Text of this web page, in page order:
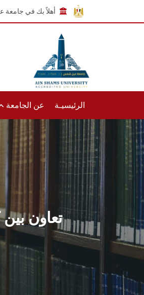
أهلاً بك في
الرئيسيـة عن الجامعة
تعاون